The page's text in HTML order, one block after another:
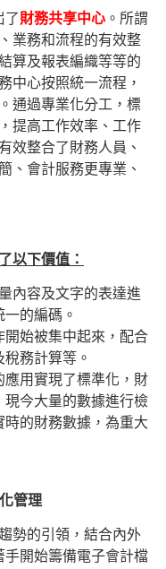
了財務共享中心 。所謂
業務和流程的有效整
算及報表編織等等的
中心按照統一流程，
通過專業化分工，標
提高工作效率、工作
效整合了財務人員、
、會計服務更專業、
以下價值：
內容及文字的表達進
的編碼。
開始被集中起來，配合
務計算等。
應用實現了標準化，財
今大量的數據進行檢
的財務數據，為重大
管理
勢的引領，結合內外
開始籌備電子會計檔